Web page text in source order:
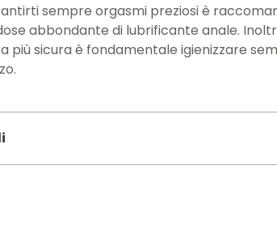
sempre orgasmi preziosi è
abbondante di lubrificante anale.
più sicura è fondamentale igienizzare